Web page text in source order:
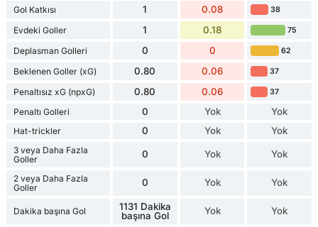
Gol Katkısı 1 0.08 38
Evdeki Goller 1 0.18 75
Deplasman Golleri 0 0 62
Beklenen Goller (xG) 0.80 0.06 37
Penaltısız xG (npxG) 0.80 0.06 37
Penaltı Golleri 0 Yok Yok
Hat-trickler 0 Yok Yok
3 veya Daha Fazla
Goller
0 Yok Yok
2 veya Daha Fazla
Goller
0 Yok Yok
Dakika başına Gol
1131 Dakika
başına Gol
Yok Yok